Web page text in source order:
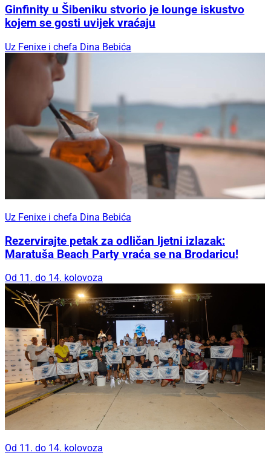
Ginfinity u Šibeniku stvorio je lounge iskustvo
kojem se gosti uvijek vraćaju
Uz Fenixe i chefa Dina Bebića
Uz Fenixe i chefa Dina Bebića
Rezervirajte petak za odličan ljetni izlazak:
Maratuša Beach Party vraća se na Brodaricu!
Od 11. do 14. kolovoza
Od 11. do 14. kolovoza